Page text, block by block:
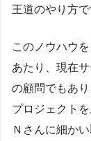
王道のやり方で
このノウハウ
あたり、現在
の顧問でもあ
プロジェクト
Ｎさんに細か